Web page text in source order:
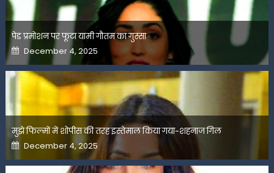
पेड प्रमोशन पर फूटा यामी गौतम का गुस्सा
Posted
on
December 4, 2025
मुझे फिल्मों में शोपीस की तरह इस्तेमाल किया गया-शहनाज गिल
Posted
on
December 4, 2025